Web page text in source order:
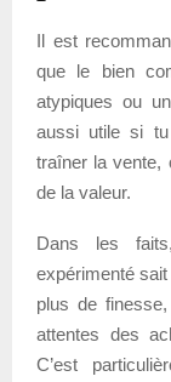
Il est
que le bien
atypiques ou
aussi utile si
traîner la vente,
de la valeur.
Dans les
expérimenté
plus de
attentes des
C’est